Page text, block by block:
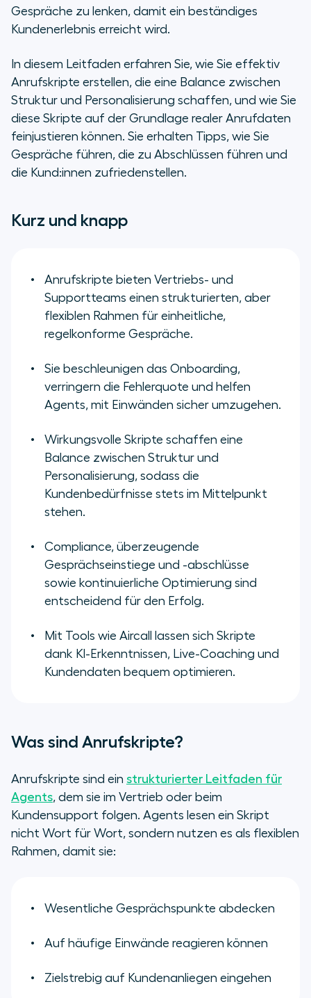
Gespräche zu lenken, damit ein beständiges
Kundenerlebnis erreicht wird.
In diesem Leitfaden erfahren Sie, wie Sie effektiv
Anrufskripte erstellen, die eine Balance zwischen
Struktur und Personalisierung schaffen, und wie Sie
diese Skripte auf der Grundlage realer Anrufdaten
feinjustieren können. Sie erhalten Tipps, wie Sie
Gespräche führen, die zu Abschlüssen führen und
die Kund:innen zufriedenstellen.
Kurz und knapp
Anrufskripte bieten Vertriebs- und
Supportteams einen strukturierten, aber
flexiblen Rahmen für einheitliche,
regelkonforme Gespräche.
Sie beschleunigen das Onboarding,
verringern die Fehlerquote und helfen
Agents, mit Einwänden sicher umzugehen.
Wirkungsvolle Skripte schaffen eine
Balance zwischen Struktur und
Personalisierung, sodass die
Kundenbedürfnisse stets im Mittelpunkt
stehen.
Compliance, überzeugende
Gesprächseinstiege und -abschlüsse
sowie kontinuierliche Optimierung sind
entscheidend für den Erfolg.
Mit Tools wie Aircall lassen sich Skripte
dank KI-Erkenntnissen, Live-Coaching und
Kundendaten bequem optimieren.
Was sind Anrufskripte?
Anrufskripte sind ein strukturierter Leitfaden für
Agents, dem sie im Vertrieb oder beim
Kundensupport folgen. Agents lesen ein Skript
nicht Wort für Wort, sondern nutzen es als flexiblen
Rahmen, damit sie:
Wesentliche Gesprächspunkte abdecken
Auf häufige Einwände reagieren können
Zielstrebig auf Kundenanliegen eingehen